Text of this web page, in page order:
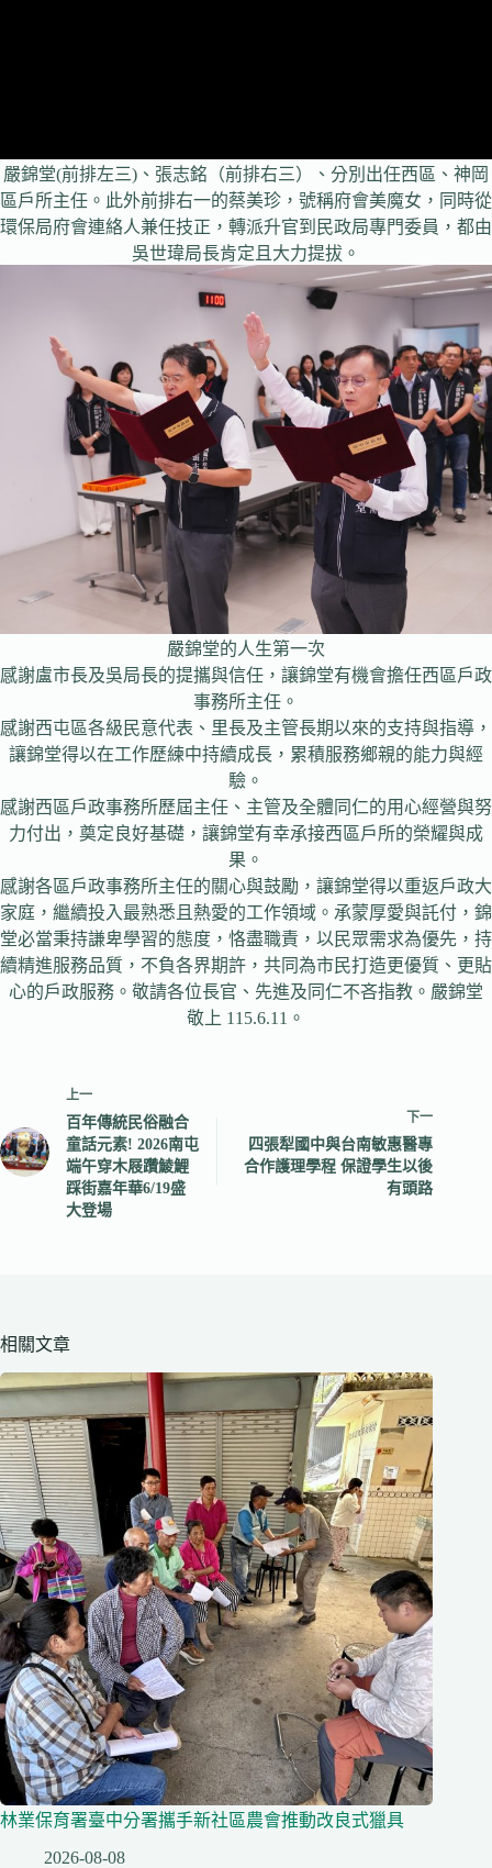
嚴錦堂(前排左三)、張志銘（前排右三）、分別出任西區、神岡
區戶所主任。此外前排右一的蔡美珍，號稱府會美魔女，同時從
環保局府會連絡人兼任技正，轉派升官到民政局專門委員，都由
吳世瑋局長肯定且大力提拔。
嚴錦堂的人生第一次
感謝盧市長及吳局長的提攜與信任，讓錦堂有機會擔任西區戶政
事務所主任。
感謝西屯區各級民意代表、里長及主管長期以來的支持與指導，
讓錦堂得以在工作歷練中持續成長，累積服務鄉親的能力與經
驗。
感謝西區戶政事務所歷屆主任、主管及全體同仁的用心經營與努
力付出，奠定良好基礎，讓錦堂有幸承接西區戶所的榮耀與成
果。
感謝各區戶政事務所主任的關心與鼓勵，讓錦堂得以重返戶政大
家庭，繼續投入最熟悉且熱愛的工作領域。承蒙厚愛與託付，錦
堂必當秉持謙卑學習的態度，恪盡職責，以民眾需求為優先，持
續精進服務品質，不負各界期許，共同為市民打造更優質、更貼
心的戶政服務。敬請各位長官、先進及同仁不吝指教。嚴錦堂
敬上 115.6.11。
上一
百年傳統民俗融合
童話元素! 2026南屯
端午穿木屐躦鯪鯉
踩街嘉年華6/19盛
大登場
下一
四張犁國中與台南敏惠醫專
合作護理學程 保證學生以後
有頭路
相關文章
林業保育署臺中分署攜手新社區農會推動改良式獵具
2026-08-08